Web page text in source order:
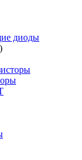
диоды